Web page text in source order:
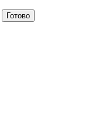
Готово